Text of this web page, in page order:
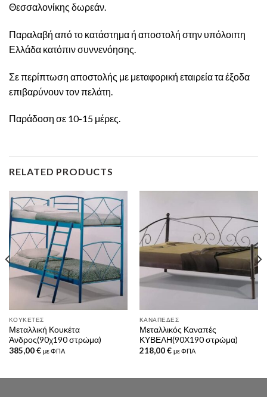
Θεσσαλονίκης δωρεάν.
Παραλαβή από το κατάστημα ή αποστολή στην υπόλοιπη
Ελλάδα κατόπιν συννενόησης.
Σε περίπτωση αποστολής με μεταφορική εταιρεία τα έξοδα
επιβαρύνουν τον πελάτη.
Παράδοση σε 10-15 μέρες.
RELATED PRODUCTS
ΚΟΥΚΈΤΕΣ
Μεταλλική Κουκέτα
Άνδρος(90χ190 στρώμα)
385,00€ με ΦΠΑ
ΚΑΝΑΠΈΔΕΣ
Μεταλλικός Καναπές
ΚΥΒΕΛΗ(90Χ190 στρώμα)
218,00€ με ΦΠΑ